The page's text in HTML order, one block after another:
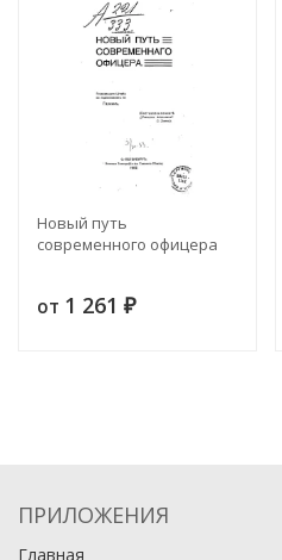
Новый путь
современного офицера
от 1 261 ₽
ПРИЛОЖЕНИЯ
Главная